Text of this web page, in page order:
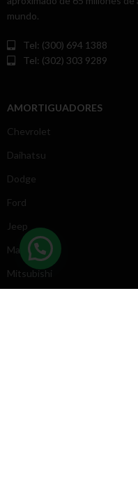
mundo.
Tel: (300) 694 1388
Tel: (302) 303 9289
AMORTIGUADORES
Chevrolet
Daihatsu
Dodge
Ford
Jeep
Mazda
Mitsubishi